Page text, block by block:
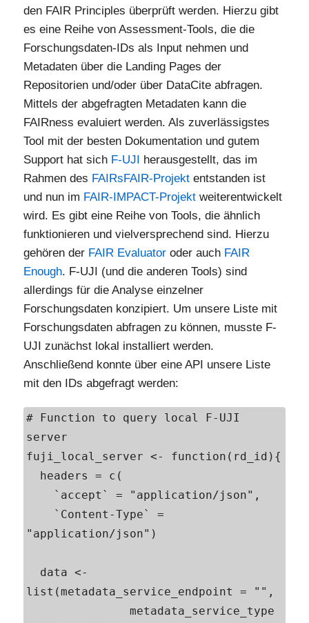
den FAIR Principles überprüft werden. Hierzu gibt
es eine Reihe von Assessment-Tools, die die
Forschungsdaten-IDs als Input nehmen und
Metadaten über die Landing Pages der
Repositorien und/oder über DataCite abfragen.
Mittels der abgefragten Metadaten kann die
FAIRness evaluiert werden. Als zuverlässigstes
Tool mit der besten Dokumentation und gutem
Support hat sich F-UJI herausgestellt, das im
Rahmen des FAIRsFAIR-Projekt entstanden ist
und nun im FAIR-IMPACT-Projekt weiterentwickelt
wird. Es gibt eine Reihe von Tools, die ähnlich
funktionieren und vielversprechend sind. Hierzu
gehören der FAIR Evaluator oder auch FAIR
Enough. F-UJI (und die anderen Tools) sind
allerdings für die Analyse einzelner
Forschungsdaten konzipiert. Um unsere Liste mit
Forschungsdaten abfragen zu können, musste F-
UJI zunächst lokal installiert werden.
Anschließend konnte über eine API unsere Liste
mit den IDs abgefragt werden:
# Function to query local F-UJI
server
fuji_local_server <- function(rd_id){
"application/json")
list(metadata_service_endpoint = "",
               metadata_service_type